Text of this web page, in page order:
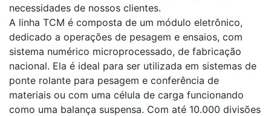
necessidades de nossos clientes.
A linha TCM é composta de um módulo eletrônico,
dedicado a operações de pesagem e ensaios, com
sistema numérico microprocessado, de fabricação
nacional. Ela é ideal para ser utilizada em sistemas de
ponte rolante para pesagem e conferência de
materiais ou com uma célula de carga funcionando
como uma balança suspensa. Com até 10.000 divisões